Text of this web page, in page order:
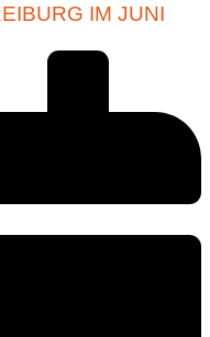
IM JUNI